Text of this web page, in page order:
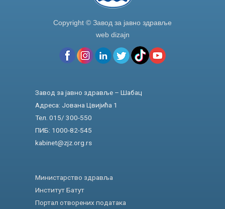
Copyright © Завод за јавно здравље
web dizajn
Завод за јавно здравље – Шабац
Адреса: Јована Цвијића 1
Тел. 015/ 300-550
ПИБ: 1000-82-545
kabinet@zjz.org.rs
Министарство здравља
Институт Батут
Портал отворених података